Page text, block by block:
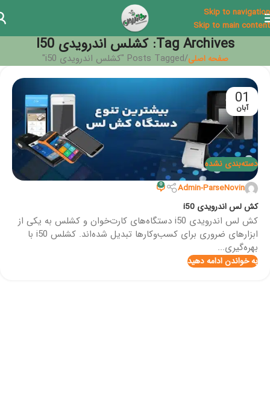
Skip to navigation
Skip to main content
Tag Archives: کشلس اندرویدی I50
صفحه اصلی Posts Tagged "کشلس اندرویدی i50"
01
آبان
دسته‌بندی نشده
Admin-ParseNovin
0
کش لس اندرویدی i50
کش لس اندرویدی i50 دستگاه‌های کارت‌خوان و کشلس به یکی از
ابزارهای ضروری برای کسب‌وکارها تبدیل شده‌اند. کشلس i50 با
بهره‌گیری...
به خواندن ادامه دهید